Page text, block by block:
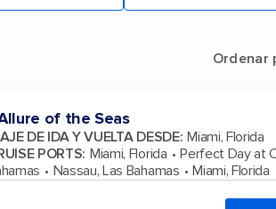
Ordenar
of the Seas
DE IDA Y VUELTA DESDE: Miami, Florida
PORTS: Miami, Florida
Perfect Day at
Nassau, Las Bahamas Miami, Florida